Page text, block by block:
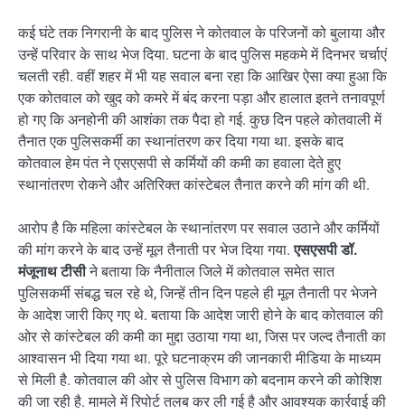
कई घंटे तक निगरानी के बाद पुलिस ने कोतवाल के परिजनों को बुलाया और
उन्हें परिवार के साथ भेज दिया. घटना के बाद पुलिस महकमे में दिनभर चर्चाएं
चलती रही. वहीं शहर में भी यह सवाल बना रहा कि आखिर ऐसा क्या हुआ कि
एक कोतवाल को खुद को कमरे में बंद करना पड़ा और हालात इतने तनावपूर्ण
हो गए कि अनहोनी की आशंका तक पैदा हो गई. कुछ दिन पहले कोतवाली में
तैनात एक पुलिसकर्मी का स्थानांतरण कर दिया गया था. इसके बाद
कोतवाल हेम पंत ने एसएसपी से कर्मियों की कमी का हवाला देते हुए
स्थानांतरण रोकने और अतिरिक्त कांस्टेबल तैनात करने की मांग की थी.
आरोप है कि महिला कांस्टेबल के स्थानांतरण पर सवाल उठाने और कर्मियों
की मांग करने के बाद उन्हें मूल तैनाती पर भेज दिया गया.एसएसपी डॉ.
मंजूनाथ टीसीने बताया कि नैनीताल जिले में कोतवाल समेत सात
पुलिसकर्मी संबद्ध चल रहे थे, जिन्हें तीन दिन पहले ही मूल तैनाती पर भेजने
के आदेश जारी किए गए थे. बताया कि आदेश जारी होने के बाद कोतवाल की
ओर से कांस्टेबल की कमी का मुद्दा उठाया गया था, जिस पर जल्द तैनाती का
आश्वासन भी दिया गया था. पूरे घटनाक्रम की जानकारी मीडिया के माध्यम
से मिली है. कोतवाल की ओर से पुलिस विभाग को बदनाम करने की कोशिश
की जा रही है. मामले में रिपोर्ट तलब कर ली गई है और आवश्यक कार्रवाई की